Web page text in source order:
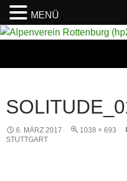
6. MÄRZ 2017 1038 × 693
STUTTGART
MENÜ